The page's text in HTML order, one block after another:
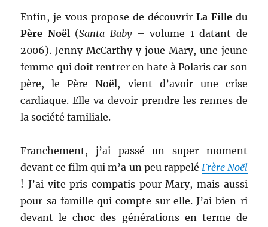
Enfin, je vous propose de découvrir La Fille du
Père Noël (Santa Baby– volume 1 datant de
2006). Jenny McCarthy y joue Mary, une jeune
femme qui doit rentrer en hate à Polaris car son
père, le Père Noël, vient d’avoir une crise
cardiaque. Elle va devoir prendre les rennes de
la société familiale.
Franchement, j’ai passé un super moment
devant ce film qui m’a un peu rappelé Frère Noël
! J’ai vite pris compatis pour Mary, mais aussi
pour sa famille qui compte sur elle. J’ai bien ri
devant le choc des générations en terme de